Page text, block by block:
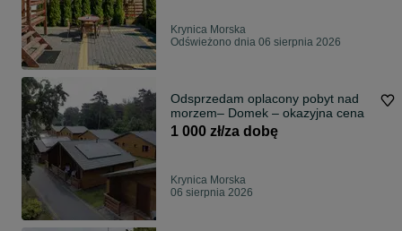
Krynica Morska
Odświeżono dnia 06 sierpnia 2026
Odsprzedam oplacony pobyt nad
morzem– Domek – okazyjna cena
1 000 zł/za dobę
Krynica Morska
06 sierpnia 2026